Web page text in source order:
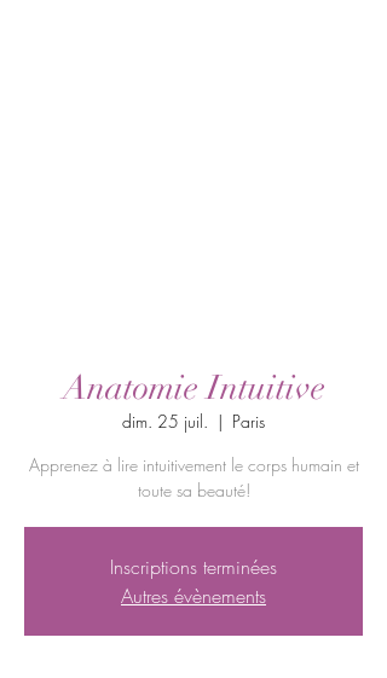
Anatomie Intuitive
dim. 25 juil.
  |
Paris
Apprenez à lire intuitivement le corps humain et
toute sa beauté!
Inscriptions terminées
Autres évènements